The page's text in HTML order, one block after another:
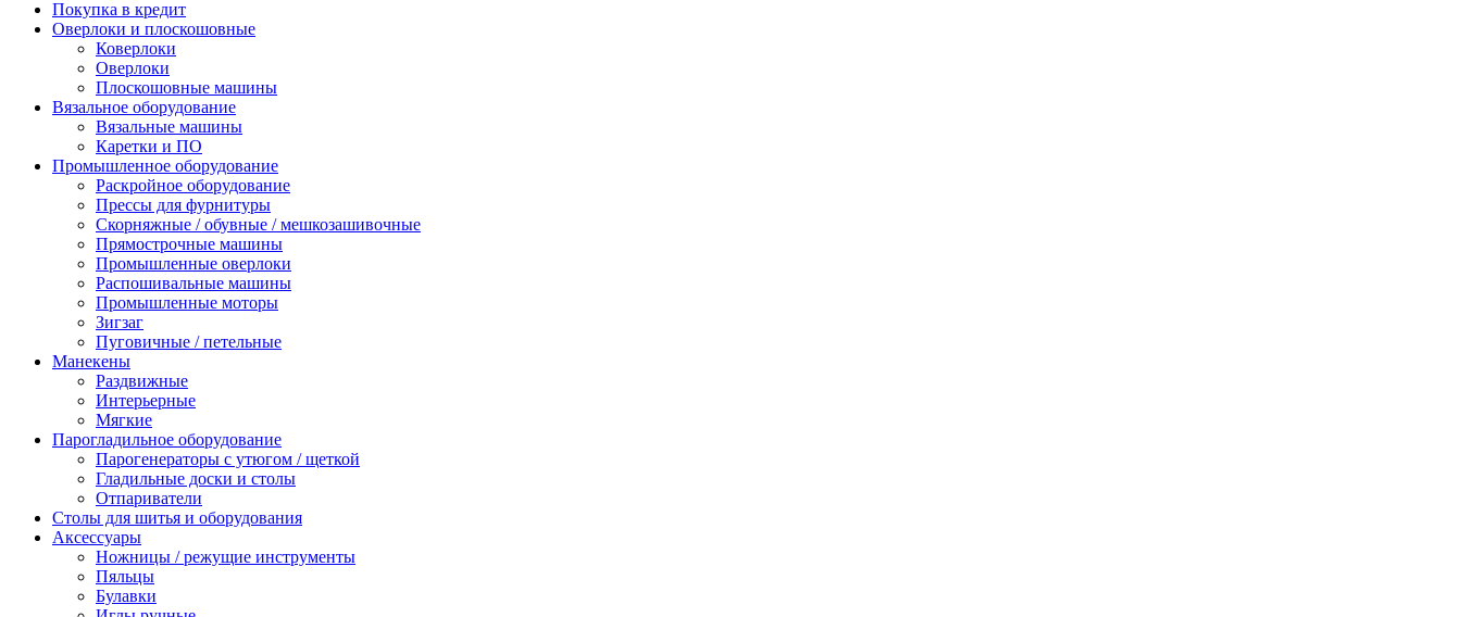
Покупка в кредит
Оверлоки и плоскошовные
Коверлоки
Оверлоки
Плоскошовные машины
Вязальное оборудование
Вязальные машины
Каретки и ПО
Промышленное оборудование
Раскройное оборудование
Прессы для фурнитуры
Скорняжные / обувные / мешкозашивочные
Прямострочные машины
Промышленные оверлоки
Распошивальные машины
Промышленные моторы
Зигзаг
Пуговичные / петельные
Манекены
Раздвижные
Интерьерные
Мягкие
Парогладильное оборудование
Парогенераторы с утюгом / щеткой
Гладильные доски и столы
Отпариватели
Столы для шитья и оборудования
Аксессуары
Ножницы / режущие инструменты
Пяльцы
Булавки